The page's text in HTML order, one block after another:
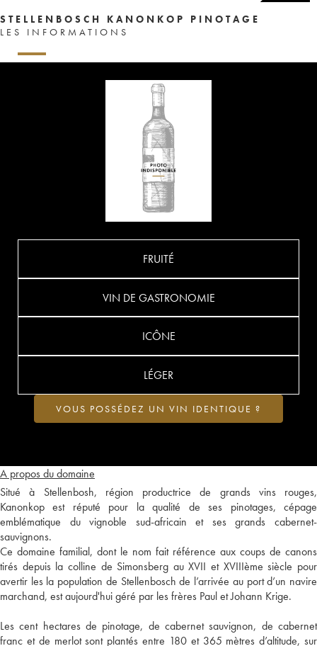
STELLENBOSCH KANONKOP PINOTAGE
LES INFORMATIONS
A propos du domaine
Situé à Stellenbosh, région productrice de grands vins rouges,
Kanonkop est réputé pour la qualité de ses pinotages, cépage
emblématique du vignoble sud-africain et ses grands cabernet-
sauvignons.
Ce domaine familial, dont le nom fait référence aux coups de canons
tirés depuis la colline de Simonsberg au XVII et XVIIIème siècle pour
avertir les la population de Stellenbosch de l’arrivée au port d’un navire
marchand, est aujourd'hui géré par les frères Paul et Johann Krige.
Les cent hectares de pinotage, de cabernet sauvignon, de cabernet
franc et de merlot sont plantés entre 180 et 365 mètres d’altitude, sur
FRUITÉ
VIN DE GASTRONOMIE
ICÔNE
LÉGER
VOUS POSSÉDEZ UN VIN IDENTIQUE ?